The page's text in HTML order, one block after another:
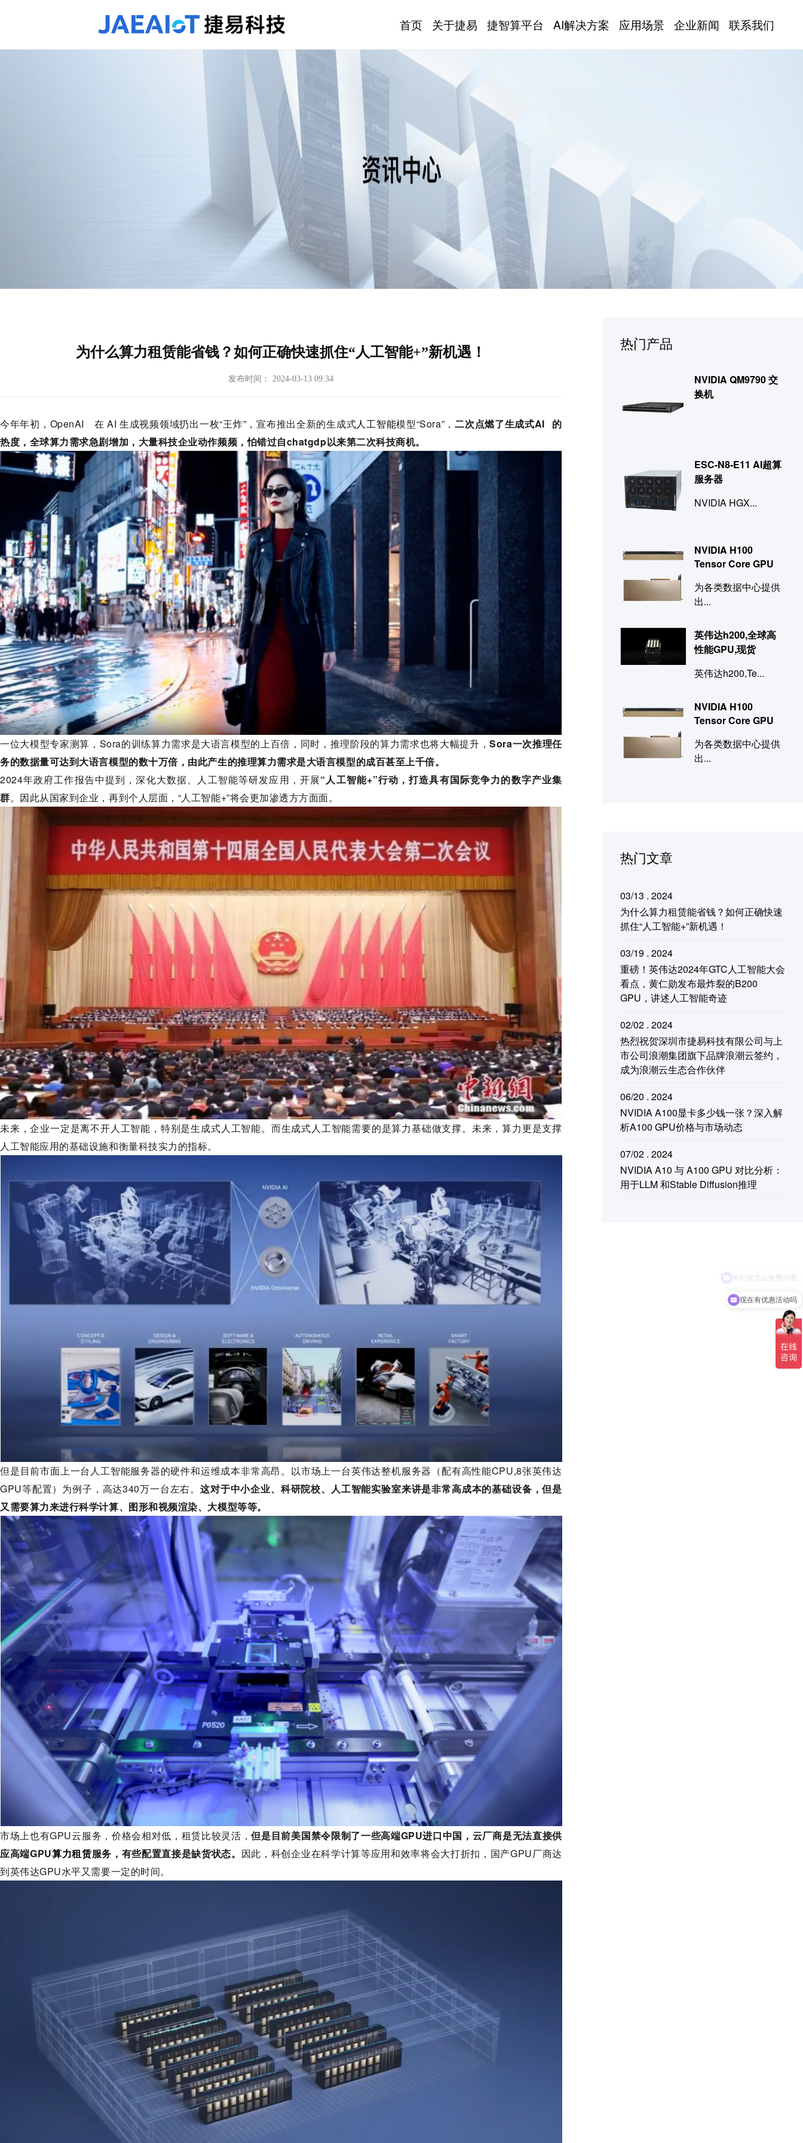
首页 关于捷易 捷智算平台 AI解决方案 应用场景 企业新闻 联系我们
为什么算力租赁能省钱？如何正确快速抓住“人工智能+”新机遇！
发布时间： 2024-03-13 09:34
今年年初， OpenAI 在 AI 生成视频领域扔出一枚“王炸”，宣布推出全新的生成式人工智能模型“Sora”，二次点燃了生成式AI
的
热度，全球算力需求急剧增加，大量科技企业动作频频，怕错过自chatgdp以来第二次科技商机。
一位大模型专家测算，Sora的训练算力需求是大语言模型的上百倍，同时，推理阶段的算力需求也将大幅提升，Sora一次推理任
务的数据量可达到大语言模型的数十万倍，由此产生的推理算力需求是大语言模型的成百甚至上千倍。
2024年政府工作报告中提到，深化大数据、人工智能等研发应用，开展“人工智能+”行动，打造具有国际竞争力的数字产业集
群。因此从国家到企业，再到个人层面，“人工智能+”将会更加渗透方方面面。
未来，企业一定是离不开人工智能，特别是生成式人工智能。而生成式人工智能需要的是算力基础做支撑。未来，算力更是支撑
人工智能应用的基础设施和衡量科技实力的指标。
但是目前市面上一台人工智能服务器的硬件和运维成本非常高昂。以市场上一台英伟达整机服务器（配有高性能CPU,8张英伟达
GPU等配置）为例子，高达340万一台左右。这对于中小企业、科研院校、人工智能实验室来讲是非常高成本的基础设备，但是
又需要算力来进行科学计算、图形和视频渲染、大模型等等。
市场上也有GPU云服务，价格会相对低，租赁比较灵活，但是目前美国禁令限制了一些高端GPU进口中国，云厂商是无法直接供
应高端GPU算力租赁服务，有些配置直接是缺货状态。 因此，科创企业在科学计算等应用和效率将会大打折扣，国产GPU厂商达
到英伟达GPU水平又需要一定的时间。
热门产品
NVIDIA QM9790 交
换机
ESC-N8-E11 AI超算
服务器
NVIDIA HGX...
NVIDIA H100
Tensor Core GPU
为各类数据中心提供
出...
英伟达h200,全球高
性能GPU,现货
英伟达h200,Te...
NVIDIA H100
Tensor Core GPU
为各类数据中心提供
出...
热门文章
03/13 . 2024
为什么算力租赁能省钱？如何正确快速
抓住“人工智能+”新机遇！
03/19 . 2024
重磅！英伟达2024年GTC人工智能大会
看点，黄仁勋发布最炸裂的B200
GPU，讲述人工智能奇迹
02/02 . 2024
热烈祝贺深圳市捷易科技有限公司与上
市公司浪潮集团旗下品牌浪潮云签约，
成为浪潮云生态合作伙伴
06/20 . 2024
NVIDIA A100显卡多少钱一张？深入解
析A100 GPU价格与市场动态
07/02 . 2024
NVIDIA A10 与 A100 GPU 对比分析：
用于LLM 和Stable Diffusion推理
可以介绍下你们的产品么
现在有优惠活动吗